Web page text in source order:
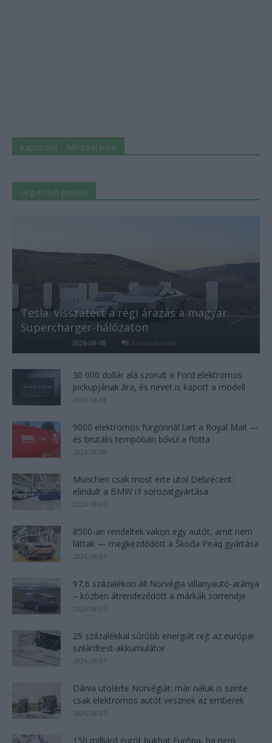
Kapcsolat - Médiaajánlat
Legutolsó postok
Tesla: visszatért a régi árazás a magyar
Supercharger-hálózaton
- 2026-08-08 0 hozzászólás
30 000 dollár alá szorult a Ford elektromos
pickupjának ára, és nevet is kapott a modell
2026-08-08
9000 elektromos furgonnál tart a Royal Mail —
és brutális tempóban bővül a flotta
2026-08-08
München csak most érte utol Debrecent:
elindult a BMW i3 sorozatgyártása
2026-08-07
8500-an rendeltek vakon egy autót, amit nem
láttak — megkezdődött a Škoda Peaq gyártása
2026-08-07
97,6 százalékon áll Norvégia villanyautó-aránya
– közben átrendeződött a márkák sorrendje
2026-08-07
25 százalékkal sűrűbb energiát rejt az európai
szilárdtest-akkumulátor
2026-08-07
Dánia utolérte Norvégiát: már náluk is szinte
csak elektromos autót vesznek az emberek
2026-08-07
150 milliárd eurót bukhat Európa, ha nem